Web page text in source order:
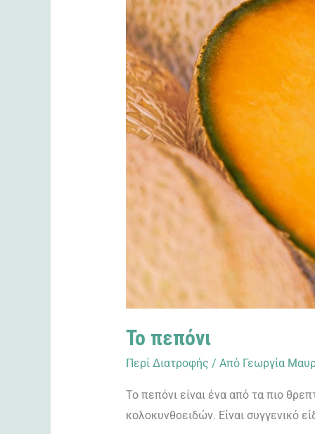
Το πεπόνι
Περί Διατροφής / Από Γεωργία
Το πεπόνι είναι ένα από τα πιο
κολοκυνθοειδών. Είναι συγγενικό